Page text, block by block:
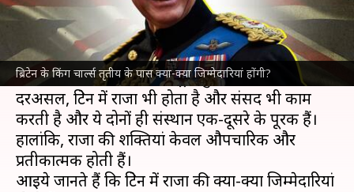
ब्रिटेन के किंग चार्ल्स तृतीय के पास क्या-क्या जिम्मेदारियां होंगी?
क्या है खबर?
ब्रिटेन में महारानी एलिजाबेथ द्वितीय की मौत के बाद उनके
बेटेकिंग चार्ल्स तृतीयके पास राजगद्दी चली गई है। राजा
बनने के साथ ही वो ब्रिटेन के राष्ट्र प्रमुख भी बन गए हैं।
दरअसल, ब्रिटेन में राजा भी होता है और संसद भी काम
करती है और ये दोनों ही संस्थान एक-दूसरे के पूरक हैं।
हालांकि, राजा की शक्तियां केवल औपचारिक और
प्रतीकात्मक होती हैं।
आइये जानते हैं कि ब्रिटेन में राजा की क्या-क्या जिम्मेदारियां